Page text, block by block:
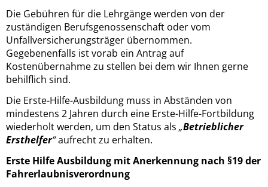
Die Gebühren für die Lehrgänge werden von der
zuständigen Berufsgenossenschaft oder vom
Unfallversicherungsträger übernommen.
Gegebenenfalls ist vorab ein Antrag auf
Kostenübernahme zu stellen bei dem wir Ihnen gerne
behilflich sind.
Die Erste-Hilfe-Ausbildung muss in Abständen von
mindestens 2 Jahren durch eine Erste-Hilfe-Fortbildung
wiederholt werden, um den Status als „Betrieblicher
Ersthelfer“aufrecht zu erhalten.
Erste Hilfe Ausbildung mit Anerkennung nach §19 der
Fahrerlaubnisverordnung